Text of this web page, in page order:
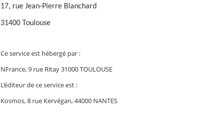
17, rue Jean-Pierre Blanchard
31400 Toulouse
Ce service est hébergé par :
NFrance, 9 rue Ritay 31000 TOULOUSE
L’éditeur de ce service est :
Kosmos, 8 rue Kervégan, 44000 NANTES